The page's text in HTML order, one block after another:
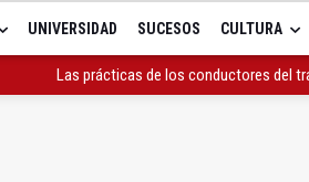
UNIVERSIDAD SUCESOS CULTURA
Las prácticas de los conductores del